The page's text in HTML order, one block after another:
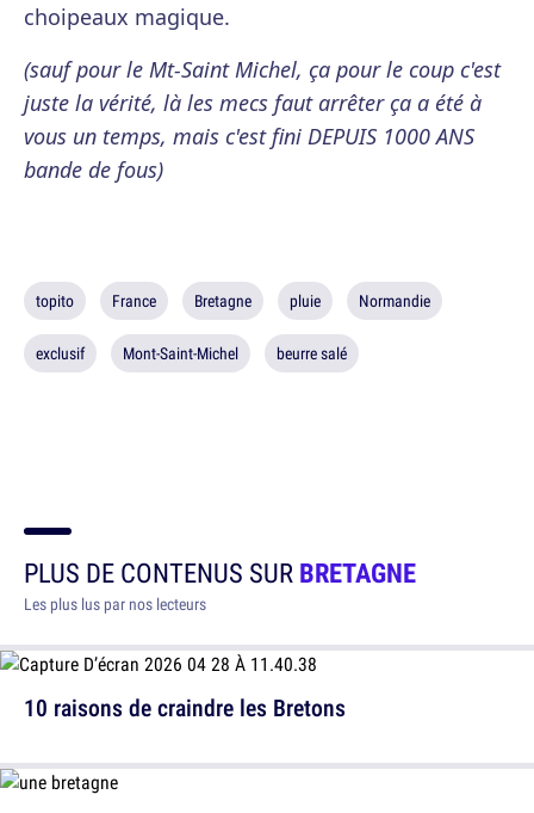
choipeaux magique.
(sauf pour le Mt-Saint Michel, ça pour le coup c'est
juste la vérité, là les mecs faut arrêter ça a été à
vous un temps, mais c'est fini DEPUIS 1000 ANS
bande de fous)
topito France Bretagne pluie Normandie
exclusif Mont-Saint-Michel beurre salé
PLUS DE CONTENUS SURBRETAGNE
Les plus lus par nos lecteurs
10 raisons de craindre les Bretons